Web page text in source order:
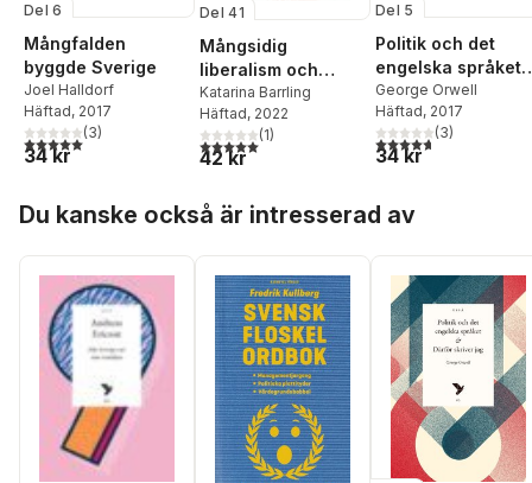
Del 6
Mångfalden
byggde Sverige
Joel Halldorf
Häftad, 2017
5,0utav 5 stjärnor. Totalt antal röster:
(3)
34 kr
Del 41
Mångsidig
liberalism och
undflyende
konservatism
Katarina Barrling
Häftad, 2022
5,0utav 5 stjärnor. Totalt antal röster:
(1)
42 kr
Del 5
Politik och det
engelska språket
Därför skriver jag
George Orwell
Häftad, 2017
4,7utav 5 stjärnor.
(3)
34 kr
Du kanske också är intresserad av